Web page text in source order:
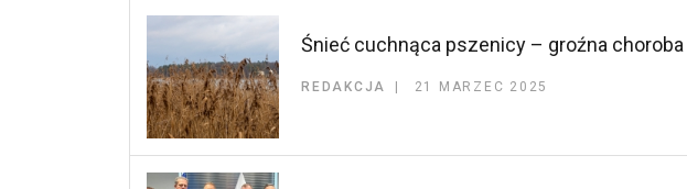
Śnieć cuchnąca pszenicy – groźna
REDAKCJA 21 MARZEC 2025